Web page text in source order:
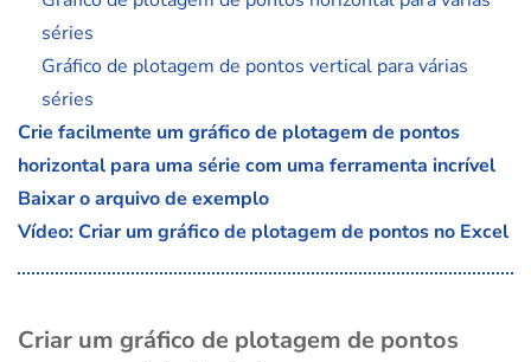
séries
Gráfico de plotagem de pontos vertical para várias
séries
Crie facilmente um gráfico de plotagem de pontos
horizontal para uma série com uma ferramenta incrível
Baixar o arquivo de exemplo
Vídeo: Criar um gráfico de plotagem de pontos no Excel
Criar um gráfico de plotagem de pontos